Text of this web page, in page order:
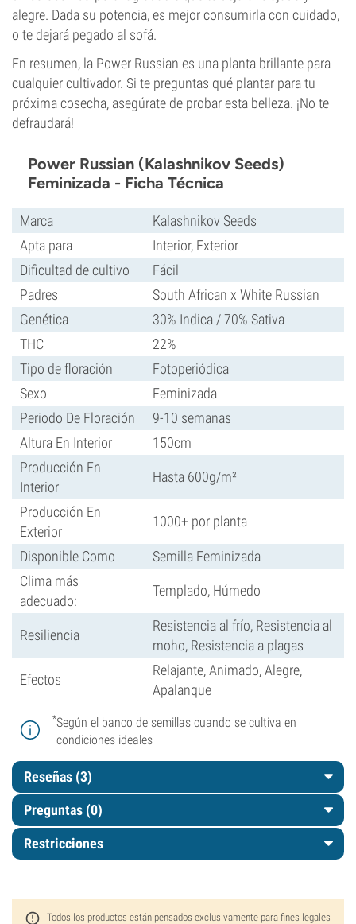
alegre. Dada su potencia, es mejor consumirla con cuidado,
o te dejará pegado al sofá.
En resumen, la Power Russian es una planta brillante para
cualquier cultivador. Si te preguntas qué plantar para tu
próxima cosecha, asegúrate de probar esta belleza. ¡No te
defraudará!
Power Russian (Kalashnikov Seeds)
Feminizada - Ficha Técnica
Marca
Kalashnikov Seeds
Apta para
Interior, Exterior
Dificultad de cultivo
Fácil
Padres
South African x White Russian
Genética
30% Indica / 70% Sativa
THC
22%
Tipo de floración
Fotoperiódica
Sexo
Feminizada
Periodo De Floración
9-10 semanas
Altura En Interior
150cm
Producción En
Interior
Hasta 600g/m²
Producción En
Exterior
1000+ por planta
Disponible Como
Semilla Feminizada
Clima más
adecuado:
Templado, Húmedo
Resiliencia
Resistencia al frío, Resistencia al
moho, Resistencia a plagas
Efectos
Relajante, Animado, Alegre,
Apalanque
*Según el banco de semillas cuando se cultiva en
condiciones ideales
Reseñas (3)
Preguntas (0)
Restricciones
Todos los productos están pensados exclusivamente para fines legales